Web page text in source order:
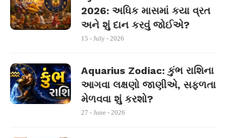
2026: અધિક માસમાં કયા વ્રત
અને શું દાન કરવું જોઈએ?
15 - July - 2026
Aquarius Zodiac: કુંભ રાશિના
આગવા લક્ષણો જાણીએ, સફળતા
મેળવવા શું કરશો?
27 - June - 2026